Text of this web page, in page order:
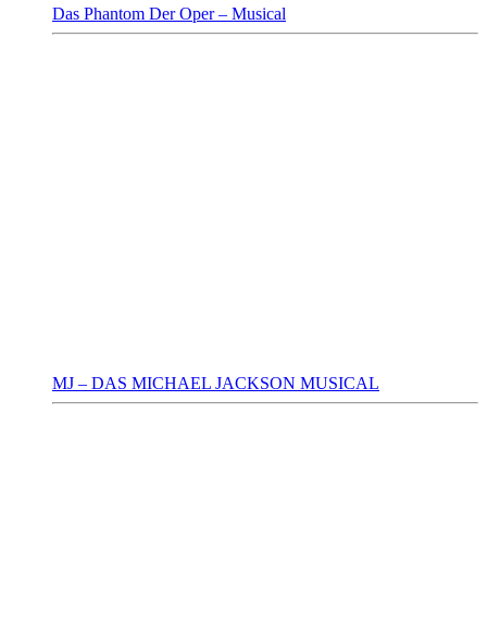
Das Phantom Der Oper – Musical
MJ – DAS MICHAEL JACKSON MUSICAL